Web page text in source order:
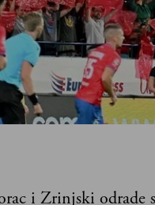
i Zrinjski odrade